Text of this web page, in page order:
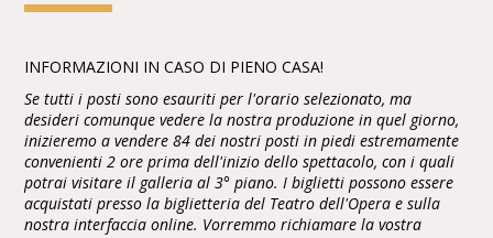
INFORMAZIONI IN CASO DI PIENO CASA!
Se tutti i posti sono esauriti per l'orario selezionato, ma
desideri comunque vedere la nostra produzione in quel giorno,
inizieremo a vendere 84 dei nostri posti in piedi estremamente
convenienti 2 ore prima dell'inizio dello spettacolo, con i quali
potrai visitare il galleria al 3° piano. I biglietti possono essere
acquistati presso la biglietteria del Teatro dell'Opera e sulla
nostra interfaccia online. Vorremmo richiamare la vostra